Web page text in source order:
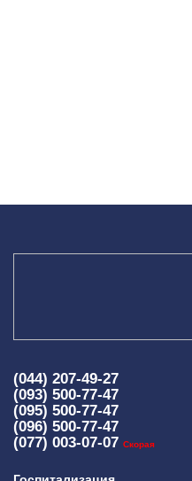
(044) 207-49-27
(093) 500-77-47
(095) 500-77-47
(096) 500-77-47
(077) 003-07-07 Скорая